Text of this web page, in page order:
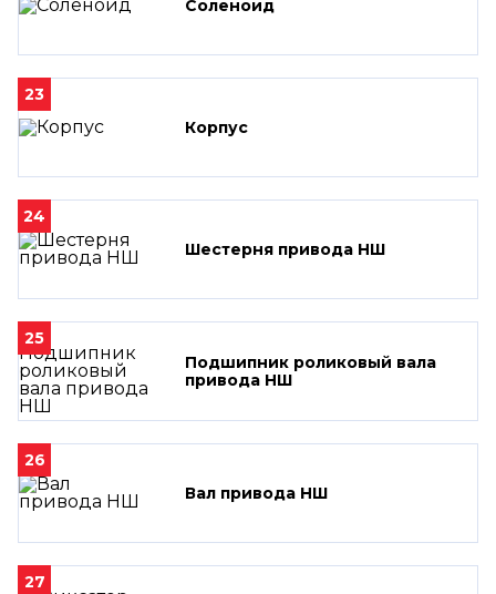
Соленоид
23
Корпус
24
Шестерня привода НШ
25
Подшипник роликовый вала
привода НШ
26
Вал привода НШ
27